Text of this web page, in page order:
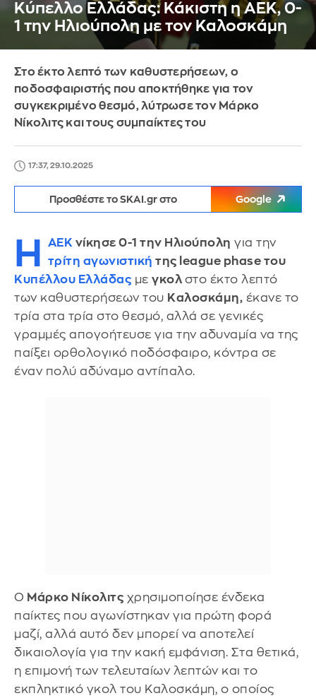
Κύπελλο Ελλάδας: Κάκιστη η ΑΕΚ, 0-
1 την Ηλιούπολη με τον Καλοσκάμη
Στο έκτο λεπτό των καθυστερήσεων, ο
ποδοσφαιριστής που αποκτήθηκε για τον
συγκεκριμένο θεσμό, λύτρωσε τον Μάρκο
Νίκολιτς και τους συμπαίκτες του
17:37, 29.10.2025
Προσθέστε το SKAI.gr στο Google
Η ΑΕΚ νίκησε 0-1 την Ηλιούπολη για την
τρίτη αγωνιστική της league phase του
Κυπέλλου Ελλάδας με γκολ στο έκτο λεπτό
των καθυστερήσεων του Καλοσκάμη, έκανε το
τρία στα τρία στο θεσμό, αλλά σε γενικές
γραμμές απογοήτευσε για την αδυναμία να της
παίξει ορθολογικό ποδόσφαιρο, κόντρα σε
έναν πολύ αδύναμο αντίπαλο.
Ο Μάρκο Νίκολιτς χρησιμοποίησε ένδεκα
παίκτες που αγωνίστηκαν για πρώτη φορά
μαζί, αλλά αυτό δεν μπορεί να αποτελεί
δικαιολογία για την κακή εμφάνιση. Στα θετικά,
η επιμονή των τελευταίων λεπτών και το
εκπληκτικό γκολ του Καλοσκάμη, ο οποίος